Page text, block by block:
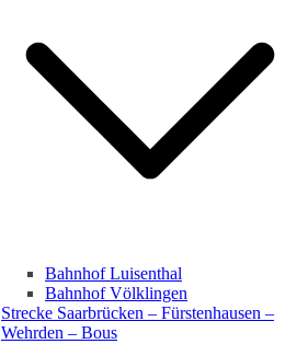
Bahnhof Luisenthal
Bahnhof Völklingen
Strecke Saarbrücken – Fürstenhausen –
Wehrden – Bous